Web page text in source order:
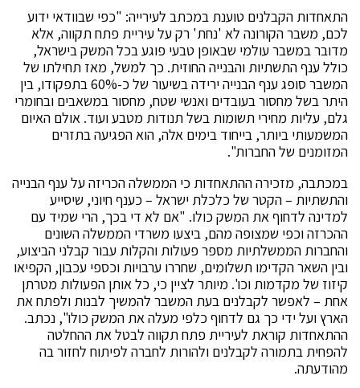
התאחדות הקבלנים טוענת במכתב לעירייה: "כפי שבוודאי ידוע
לכם, משבר הקורונה לא 'נחת' רק על עיריית פתח תקווה, אלא
מדובר במשבר עולמי שבאופן טבעי פוגע בכל המשק בישראל,
כולל ענף התשתיות והבנייה החוזית. כך למשל, מאז תחילתו של
המשבר סופג ענף הבנייה ירידה בשיעור של כ-60% בתפקודו, בין
היתר בשל מחסור בעובדים ואנשי שטח, מחסור במשאבים ובחומרי
גלם, עליות מחירי תשומות בשל תנודות מטבע ועוד. אולם האיום
המשמעותי ביותר, בייחוד בימים אלה, הוא הפגיעה בתזרים
המזומנים של החברות".
במכתבה, מזכירה ההתאחדות כי הממשלה הכריזה על ענף הבנייה
והתשתיות – הקטר של כלכלת ישראל – כענף חיוני, שיסייע
למדינה לדחוף את המשק כולו. "אם לא די בכך, הרי שמיד עם
ההכרזה וכפי שמצופה מהם, ביצעו משרדי הממשלה השונים
והחברות הממשלתיות מספר פעולות והקלות עבור קבלני הביצוע,
ובין השאר הקדימו תשלומים, שחררו ערבויות וכספי עכבון, הקפיאו
קיזוז של מקדמות וכו'. מיותר לציין כי, כל אותן הפעולות מטרתן
אחת – לאפשר לקבלנים בעת המשבר להמשיך לבנות ולפתח את
הארץ ועל ידי כך גם לדחוף כלפי מעלה את המשק כולו", נכתב.
ההתאחדות קוראת לעיריית פתח תקווה לבטל את ההחלטה
להפחית בתמורה לקבלנים ולהורות לחברה לפיתוח לחזור בה
מהודעתה.